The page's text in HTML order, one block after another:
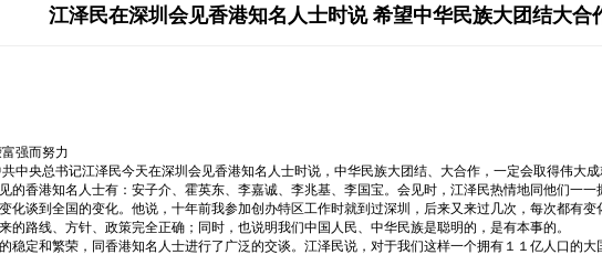
江泽民在深圳会见香港知名人士时说 希望中华民族大团结大合
强而努力
中央总书记江泽民今天在深圳会见香港知名人士时说，中华民族大团结、大合作，一定会取得伟大成
的香港知名人士有：安子介、霍英东、李嘉诚、李兆基、李国宝。会见时，江泽民热情地同他们一
化谈到全国的变化。他说，十年前我参加创办特区工作时就到过深圳，后来又来过几次，每次都有
的路线、方针、政策完全正确；同时，也说明我们中国人民、中华民族是聪明的，是有本事的。
稳定和繁荣，同香港知名人士进行了广泛的交谈。江泽民说，对于我们这样一个拥有１１亿人口的